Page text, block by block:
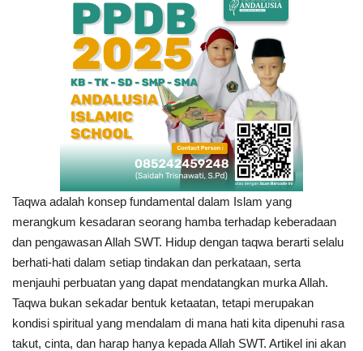
Kesehatan
Teknologi
Taqwa adalah konsep fundamental dalam Islam yang
merangkum kesadaran seorang hamba terhadap keberadaan
dan pengawasan Allah SWT. Hidup dengan taqwa berarti selalu
berhati-hati dalam setiap tindakan dan perkataan, serta
menjauhi perbuatan yang dapat mendatangkan murka Allah.
Taqwa bukan sekadar bentuk ketaatan, tetapi merupakan
kondisi spiritual yang mendalam di mana hati kita dipenuhi rasa
takut, cinta, dan harap hanya kepada Allah SWT. Artikel ini akan